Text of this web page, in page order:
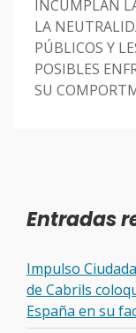
INCUMPLAN
LA
PÚBLICOS Y
POSIBLES
SU
Entradas
Impulso
de Cabrils
España en su